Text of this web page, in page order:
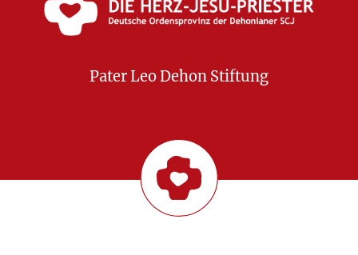
Pater Leo Dehon Stiftung